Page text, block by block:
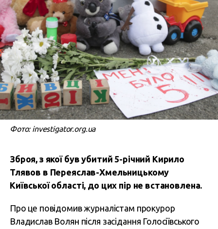
Фото: investigator.org.ua
Зброя, з якої був убитий 5-річний Кирило
Тлявов в Переяслав-Хмельницькому
Київської області, до цих пір не встановлена.
Про це повідомив журналістам прокурор
Владислав Волян після засідання Голосіївського